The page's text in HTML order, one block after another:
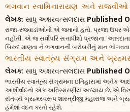
ભગવાન સ્વામિનારાયણ અને રાજવીઓ
લેખક: સાધુ અક્ષરવત્સલદાસ Published
રાજા-રજવાડાંઓનો એ જમાનો હતો. પ્રજા ઉપર
નહોતી. એ જ સર્વોપરિ સત્તાધીશો પ્રજાના
બિરુદ માણતા ને ભગવાનની બરોબરીનું માન
ભારતીય સ્વાતંત્ર્ય સંગ્રામ અને
લેખક: સાધુ અક્ષરવત્સલદાસ Published
ભારતીય સ્વાતંત્ર્ય સંગ્રામના ઇતિહાસમાં અનેક
આશીર્વાદનો એક અવિસ્મરણીય અધ્યાય છે. એ
સંતવર્ય બ્રહ્મસ્વરૂપ શાસ્ત્રીજી મહારાજ અને
હંમેશાં વંદન કરતો રહેશે.